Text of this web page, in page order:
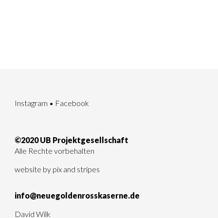
Instagram • Facebook
©2020 UB Projektgesellschaft
Alle Rechte vorbehalten
website by pix and stripes
info@neuegoldenrosskaserne.de
David Wilk